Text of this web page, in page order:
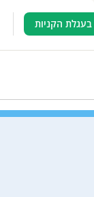
בעגלת הקניות